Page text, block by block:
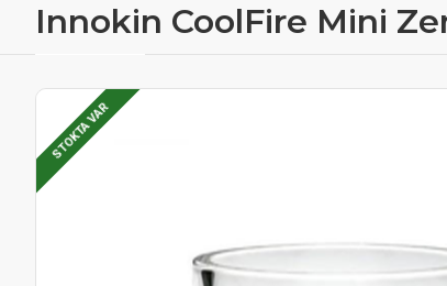
Innokin CoolFire Mini
STOKTA VAR